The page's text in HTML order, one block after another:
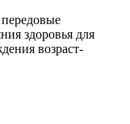
здоровья для
возраст-